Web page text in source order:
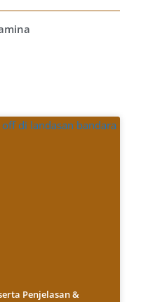
Penjelasan &